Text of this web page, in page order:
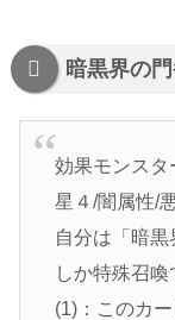
暗黒界の
効果モンスタ
星４/闇属性/
自分は「暗
しか特殊召喚
(1)：このカ